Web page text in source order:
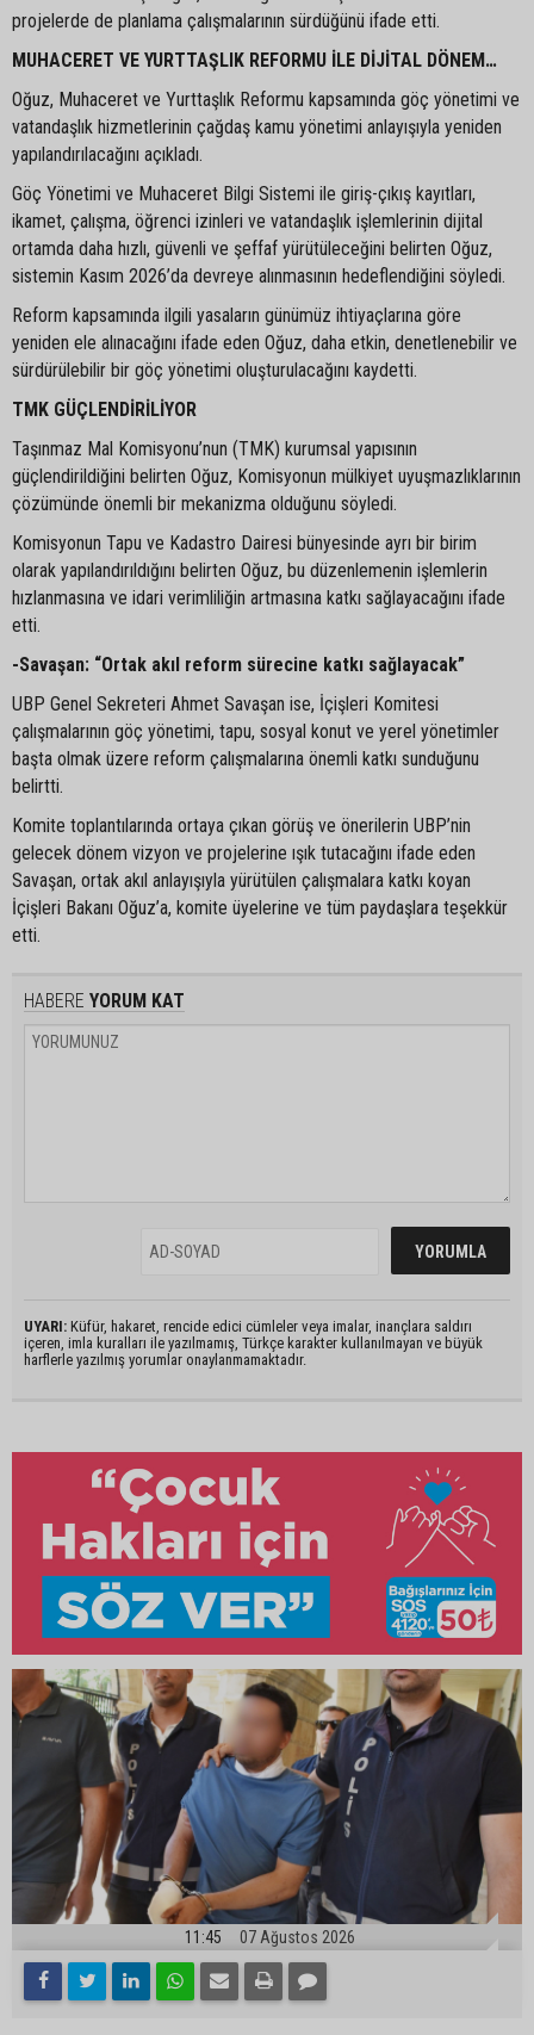
projelerde de planlama çalışmalarının sürdüğünü ifade etti.
MUHACERET VE YURTTAŞLIK REFORMU İLE DİJİTAL DÖNEM…
Oğuz, Muhaceret ve Yurttaşlık Reformu kapsamında göç yönetimi ve
vatandaşlık hizmetlerinin çağdaş kamu yönetimi anlayışıyla yeniden
yapılandırılacağını açıkladı.
Göç Yönetimi ve Muhaceret Bilgi Sistemi ile giriş-çıkış kayıtları,
ikamet, çalışma, öğrenci izinleri ve vatandaşlık işlemlerinin dijital
ortamda daha hızlı, güvenli ve şeffaf yürütüleceğini belirten Oğuz,
sistemin Kasım 2026’da devreye alınmasının hedeflendiğini söyledi.
Reform kapsamında ilgili yasaların günümüz ihtiyaçlarına göre
yeniden ele alınacağını ifade eden Oğuz, daha etkin, denetlenebilir ve
sürdürülebilir bir göç yönetimi oluşturulacağını kaydetti.
TMK GÜÇLENDİRİLİYOR
Taşınmaz Mal Komisyonu’nun (TMK) kurumsal yapısının
güçlendirildiğini belirten Oğuz, Komisyonun mülkiyet uyuşmazlıklarının
çözümünde önemli bir mekanizma olduğunu söyledi.
Komisyonun Tapu ve Kadastro Dairesi bünyesinde ayrı bir birim
olarak yapılandırıldığını belirten Oğuz, bu düzenlemenin işlemlerin
hızlanmasına ve idari verimliliğin artmasına katkı sağlayacağını ifade
etti.
-Savaşan: “Ortak akıl reform sürecine katkı sağlayacak”
UBP Genel Sekreteri Ahmet Savaşan ise, İçişleri Komitesi
çalışmalarının göç yönetimi, tapu, sosyal konut ve yerel yönetimler
başta olmak üzere reform çalışmalarına önemli katkı sunduğunu
belirtti.
Komite toplantılarında ortaya çıkan görüş ve önerilerin UBP’nin
gelecek dönem vizyon ve projelerine ışık tutacağını ifade eden
Savaşan, ortak akıl anlayışıyla yürütülen çalışmalara katkı koyan
İçişleri Bakanı Oğuz’a, komite üyelerine ve tüm paydaşlara teşekkür
etti.
HABERE YORUM KAT
UYARI: Küfür, hakaret, rencide edici cümleler veya imalar, inançlara saldırı
içeren, imla kuralları ile yazılmamış, Türkçe karakter kullanılmayan ve büyük
harflerle yazılmış yorumlar onaylanmamaktadır.
11:45 07 Ağustos 2026